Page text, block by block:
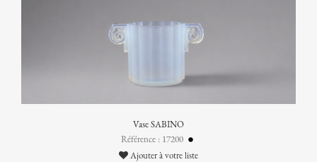
Vase SABINO
Référence : 17200
Ajouter à votre liste